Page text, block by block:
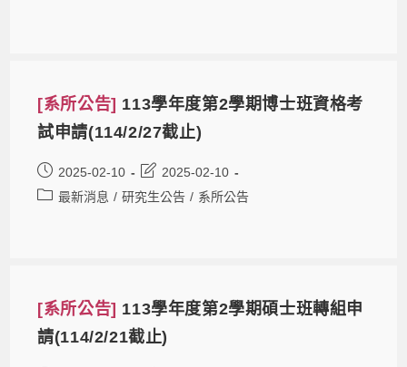
[系所公告] 113學年度第2學期博士班資格考
試申請(114/2/27截止)
2025-02-10
2025-02-10
最新消息 / 研究生公告 / 系所公告
[系所公告] 113學年度第2學期碩士班轉組申
請(114/2/21截止)